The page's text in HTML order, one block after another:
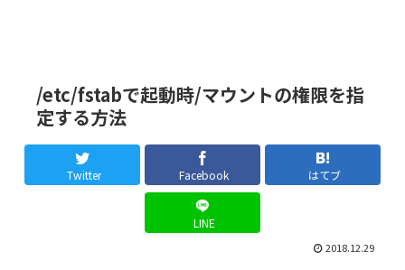
/etc/fstabで起動時/マウントの権限を指
定する方法
Twitter Facebook はてブ
LINE
2018.12.29